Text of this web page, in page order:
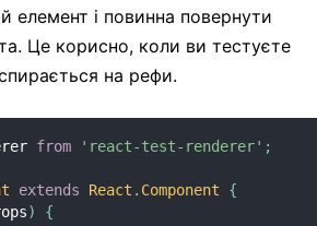
елемент і повинна повернути
Це корисно, коли ви тестуєте
на рефи.
from 'react-test-renderer' ;
extends React . Component
{
)
{